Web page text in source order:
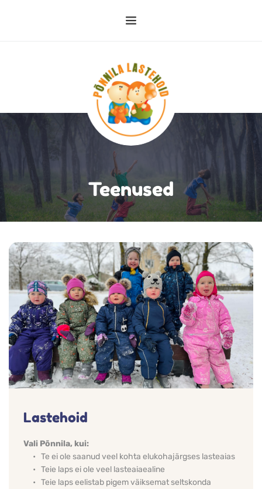
Teenused
Lastehoid
Vali Põnnila, kui:
Te ei ole saanud veel kohta elukohajärgses lasteaias
Teie laps ei ole veel lasteaiaealine
Teie laps eelistab pigem väiksemat seltskonda